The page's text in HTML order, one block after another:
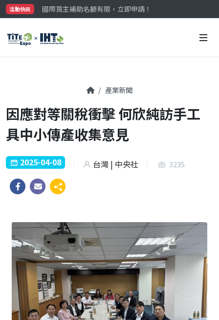
活動快訊
國際買主補助名額有限，立即申請！
參觀門票開放申請中‼️
國際買主補助名額有限，立即申請！
產業新聞
因應對等關稅衝擊 何欣純訪手工
具中小傳產收集意見
2025-04-08 台灣 | 中央社 3235